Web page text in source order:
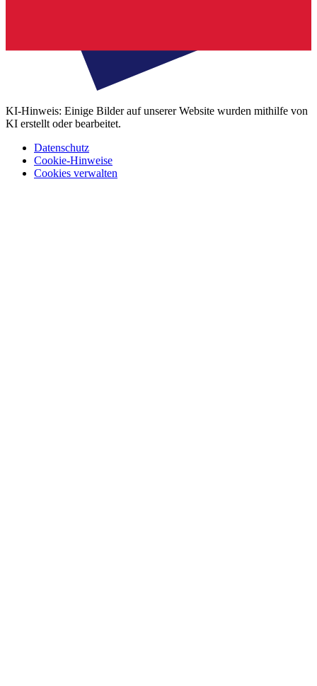
KI-Hinweis: Einige Bilder auf unserer Website wurden mithilfe von
KI erstellt oder bearbeitet.
Datenschutz
Cookie-Hinweise
Cookies verwalten